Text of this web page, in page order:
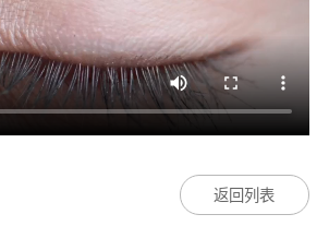
返回列表